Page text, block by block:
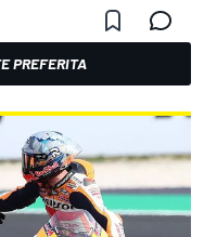
PREFERITA